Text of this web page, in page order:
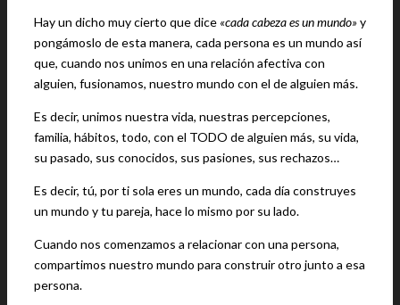
Hay un dicho muy cierto que dice «cada cabeza es un mundo»y
pongámoslo de esta manera, cada persona es un mundo así
que, cuando nos unimos en una relación afectiva con
alguien, fusionamos, nuestro mundo con el de alguien más.
Es decir, unimos nuestra vida, nuestras percepciones,
familia, hábitos, todo, con el TODO de alguien más, su vida,
su pasado, sus conocidos, sus pasiones, sus rechazos…
Es decir, tú, por ti sola eres un mundo, cada día construyes
un mundo y tu pareja, hace lo mismo por su lado.
Cuando nos comenzamos a relacionar con una persona,
compartimos nuestro mundo para construir otro junto a esa
persona.